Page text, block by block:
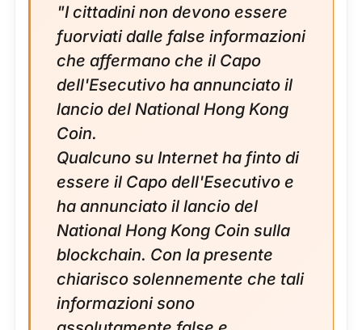
"I cittadini non devono essere
fuorviati dalle false informazioni
che affermano che il Capo
dell'Esecutivo ha annunciato il
lancio del National Hong Kong
Coin.
Qualcuno su Internet ha finto di
essere il Capo dell'Esecutivo e
ha annunciato il lancio del
National Hong Kong Coin sulla
blockchain. Con la presente
chiarisco solennemente che tali
informazioni sono